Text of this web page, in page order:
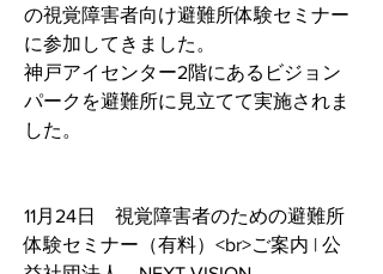
の視覚障害者向け避難所体験セミナー
に参加してきました。
神戸アイセンター2階にあるビジョン
パークを避難所に見立てて実施されま
した。
11月24日　視覚障害者のための避難所
体験セミナー（有料）<br>ご案内 | 公